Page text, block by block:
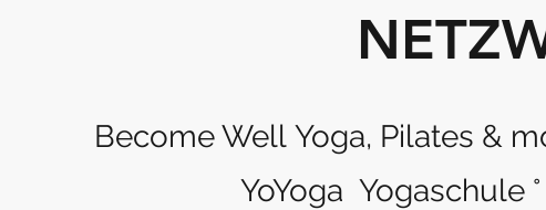
Become Well Yoga, Pilates &
YoYoga Yogaschule °